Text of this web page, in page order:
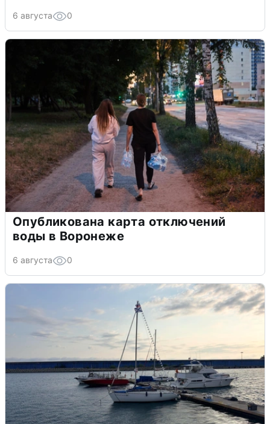
6 августа 0
Опубликована карта отключений
воды в Воронеже
6 августа 0